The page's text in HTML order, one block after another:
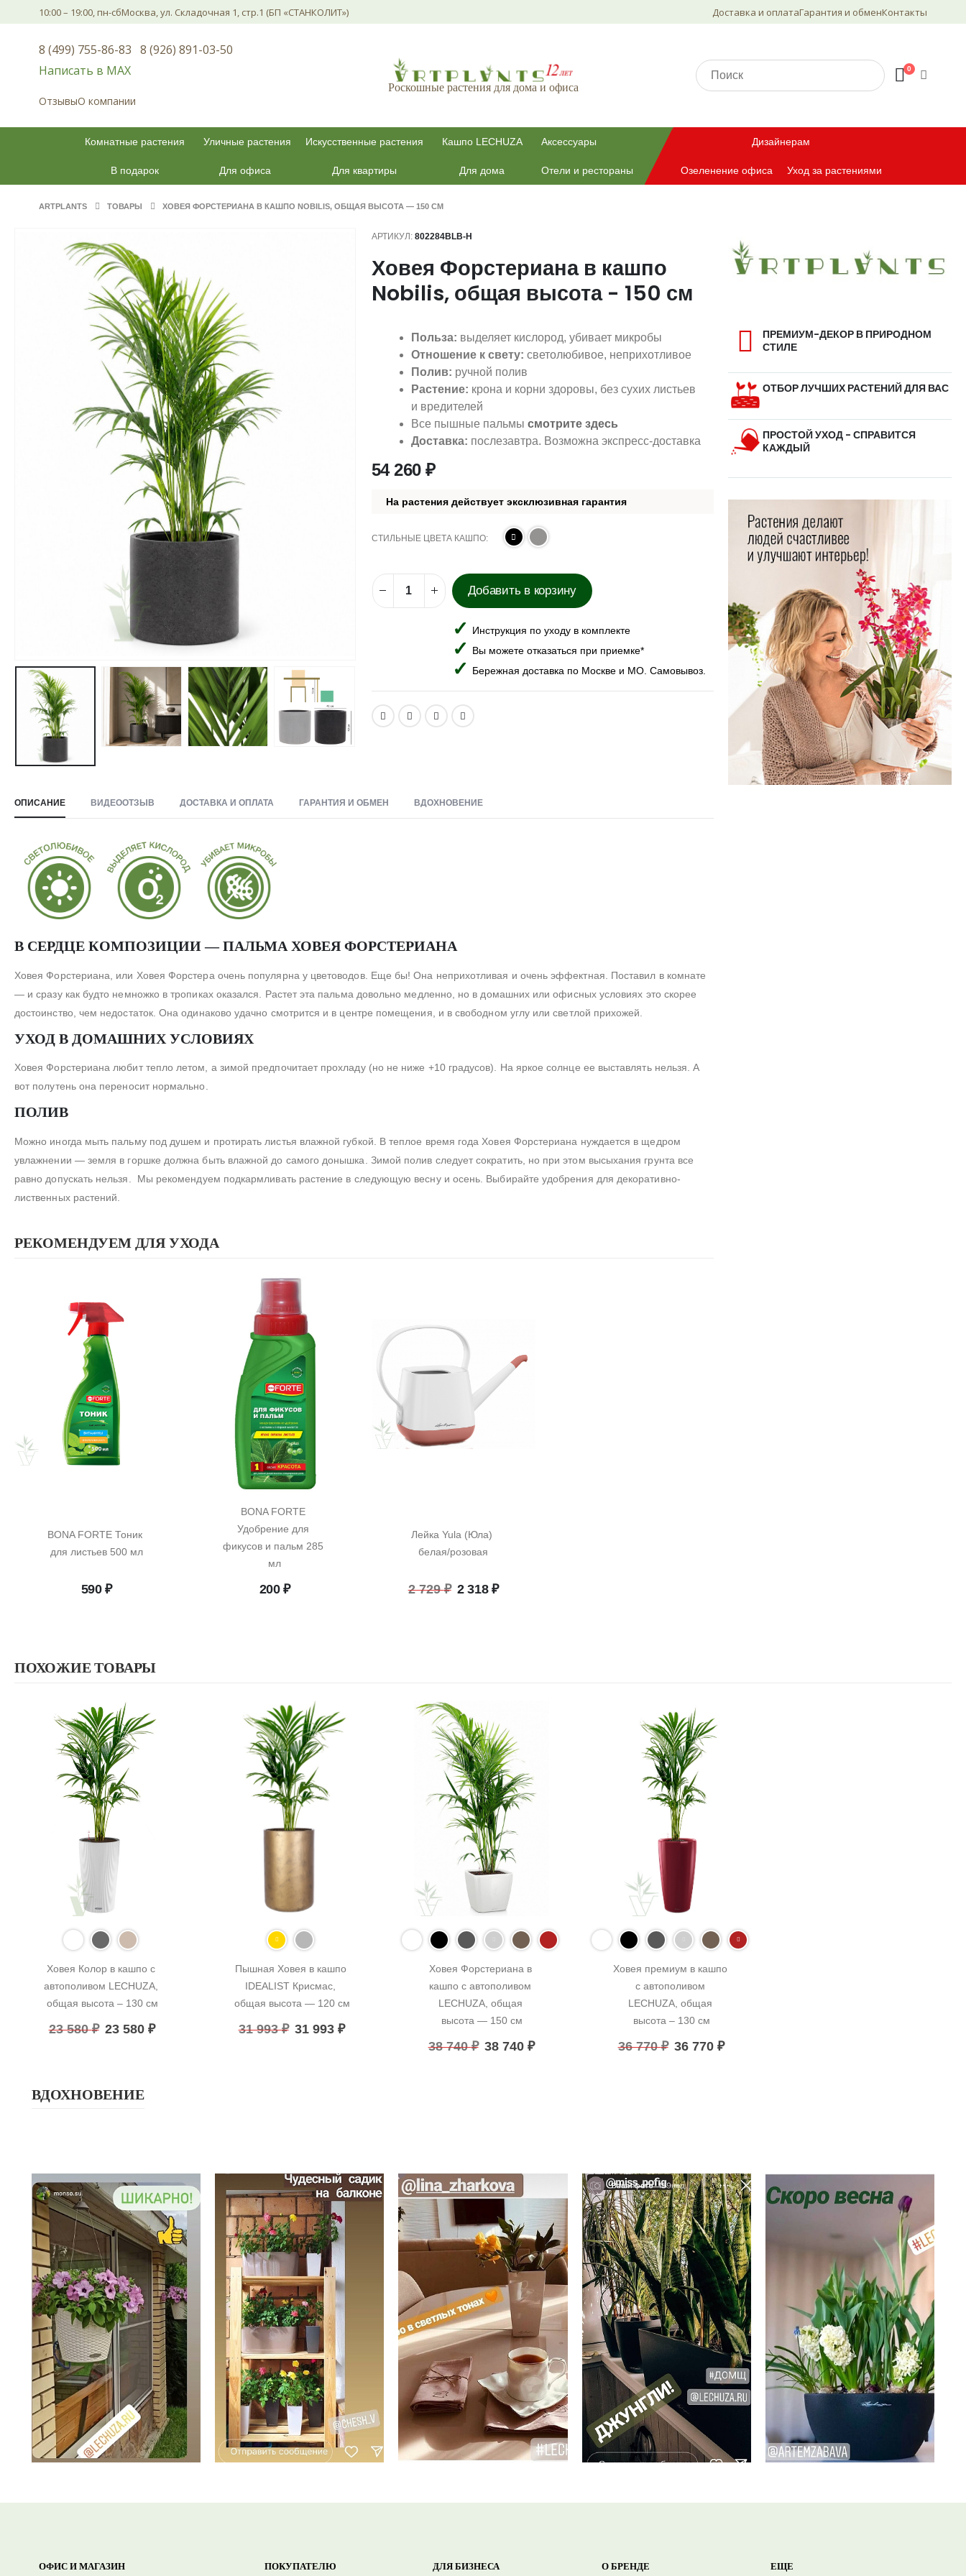
10:00 – 19:00, пн-сбМосква, ул. Складочная 1, стр.1 (БП «СТАНКОЛИТ») Доставка и оплатаГарантия и обменКонтакты
8 (499) 755-86-83 8 (926) 891-03-50
Написать в МАХ
ОтзывыО компании
Роскошные растения для дома и офиса
0
Комнатные растения Уличные растения Искусственные растения Кашпо LECHUZA Аксессуары
В подарок Озеленение офиса Уход за растениями
Для офиса
Дизайнерам
Для квартиры Для дома Отели и рестораны
ARTPLANTS ТОВАРЫ ХОВЕЯ ФОРСТЕРИАНА В КАШПО NOBILIS, ОБЩАЯ ВЫСОТА — 150 СМ
АРТИКУЛ: 802284BLB-H
Ховея Форстериана в кашпо
Nobilis, общая высота - 150 см
Польза: выделяет кислород, убивает микробы
Отношение к свету: светолюбивое, неприхотливое
Полив: ручной полив
Растение: крона и корни здоровы, без сухих листьев
и вредителей
Все пышные пальмы смотрите здесь
Доставка: послезавтра. Возможна экспресс-доставка
54 260₽
На растения действует эксклюзивная гарантия
СТИЛЬНЫЕ ЦВЕТА КАШПО
Добавить в корзину
Инструкция по уходу в комплекте
Вы можете отказаться при приемке*
Бережная доставка по Москве и МО. Самовывоз.
ОПИСАНИЕ ВИДЕООТЗЫВ ДОСТАВКА И ОПЛАТА ГАРАНТИЯ И ОБМЕН ВДОХНОВЕНИЕ
В СЕРДЦЕ КОМПОЗИЦИИ — ПАЛЬМА ХОВЕЯ ФОРСТЕРИАНА
Ховея Форстериана, или Ховея Форстера очень популярна у цветоводов. Еще бы! Она неприхотливая и очень эффектная. Поставил в комнате
— и сразу как будто немножко в тропиках оказался. Растет эта пальма довольно медленно, но в домашних или офисных условиях это скорее
достоинство, чем недостаток. Она одинаково удачно смотрится и в центре помещения, и в свободном углу или светлой прихожей.
УХОД В ДОМАШНИХ УСЛОВИЯХ
Ховея Форстериана любит тепло летом, а зимой предпочитает прохладу (но не ниже +10 градусов). На яркое солнце ее выставлять нельзя. А
вот полутень она переносит нормально.
ПОЛИВ
Можно иногда мыть пальму под душем и протирать листья влажной губкой. В теплое время года Ховея Форстериана нуждается в щедром
увлажнении — земля в горшке должна быть влажной до самого донышка. Зимой полив следует сократить, но при этом высыхания грунта все
равно допускать нельзя. Мы рекомендуем подкармливать растение в следующую весну и осень. Выбирайте удобрения для декоративно-
лиственных растений.
РЕКОМЕНДУЕМ ДЛЯ УХОДА
BONA FORTE Тоник
для листьев 500 мл
590₽
BONA FORTE
Удобрение для
фикусов и пальм 285
мл
200₽
Лейка Yula (Юла)
белая/розовая
2 729₽ Первоначальная
2 318 ₽Текущая
ПРЕМИУМ-ДЕКОР В ПРИРОДНОМ
СТИЛЕ
ОТБОР ЛУЧШИХ РАСТЕНИЙ ДЛЯ ВАС
ПРОСТОЙ УХОД - СПРАВИТСЯ
КАЖДЫЙ
ПОХОЖИЕ ТОВАРЫ
Ховея Колор в кашпо с
автополивом LECHUZA,
общая высота – 130 см
23 580₽ 23 580₽
Пышная Ховея в кашпо
IDEALIST Крисмас,
общая высота — 120 см
31 993₽ 31 993₽
Ховея Форстериана в
кашпо с автополивом
LECHUZA, общая
высота — 150 см
38 740₽ 38 740₽
Ховея премиум в кашпо
с автополивом
LECHUZA, общая
высота – 130 см
36 770₽ 36 770₽
ВДОХНОВЕНИЕ
ОФИС И МАГАЗИН ПОКУПАТЕЛЮ ДЛЯ БИЗНЕСА О БРЕНДЕ ЕЩЕ